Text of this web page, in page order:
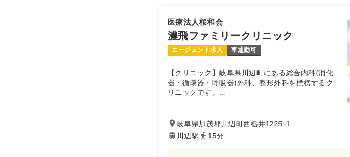
医療法人桜和会
濃飛ファミリークリニック
エージェント求人 車通勤可
【クリニック】岐阜県川辺町にある総合内科(消化
器・循環器・呼吸器)外科、整形外科を標榜するク
リニックです。
岐阜県加茂郡川辺町西栃井1225-1
川辺駅
15分